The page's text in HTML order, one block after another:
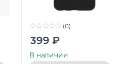
o
t
o
(0)
399 ₽
В наличии